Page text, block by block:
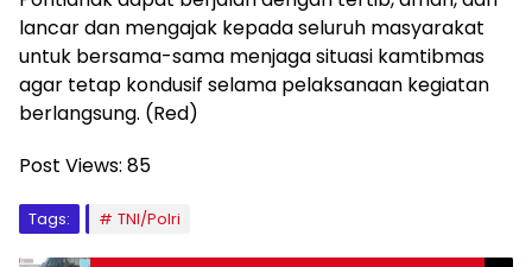
lancar dan mengajak kepada seluruh masyarakat
untuk bersama-sama menjaga situasi kamtibmas
agar tetap kondusif selama pelaksanaan kegiatan
berlangsung. (Red)
Post Views: 85
Tags: TNI/Polri